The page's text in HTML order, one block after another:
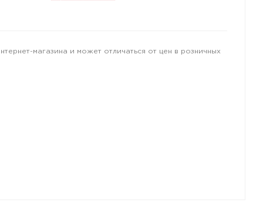
магазина и может отличаться от цен в розничных